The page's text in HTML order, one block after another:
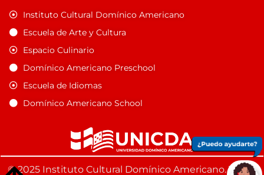
Instituto Cultural Domínico Americano
Escuela de Arte y Cultura
Espacio Culinario
Domínico Americano Preschool
Escuela de Idiomas
Domínico Americano School
© 2025 Instituto Cultural Domínico Americano. Todos